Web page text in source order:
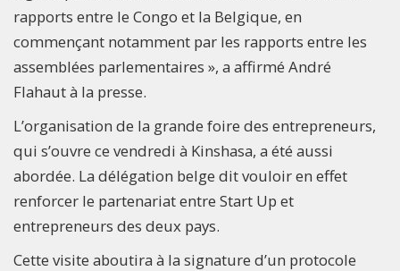
rapports entre le Congo et la Belgique, en
commençant notamment par les rapports entre les
assemblées parlementaires », a affirmé André
Flahaut à la presse.
L’organisation de la grande foire des entrepreneurs,
qui s’ouvre ce vendredi à Kinshasa, a été aussi
abordée. La délégation belge dit vouloir en effet
renforcer le partenariat entre Start Up et
entrepreneurs des deux pays.
Cette visite aboutira à la signature d’un protocole